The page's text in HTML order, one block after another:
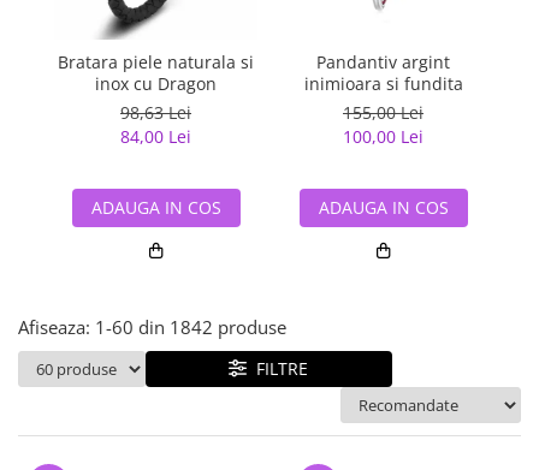
semipretioase
Bijuterii argint placat cu aur
Bijuterii argint cu diverse
Bijuterii de Lux
Bijuterii gotice si rock
Bijuterii Handmade
Bijuterii fantezie
Bijuterii tungsten
Solutii si lavete de curatare
bijuterii argint
Bratara piele naturala si
inox cu Dragon
98,63 Lei
84,00 Lei
ADAUGA IN COS
Pandantiv argint
inimioara si fundita
155,00 Lei
100,00 Lei
ADAUGA IN COS
Afiseaza: 1-60 din 1842 produse
FILTRE